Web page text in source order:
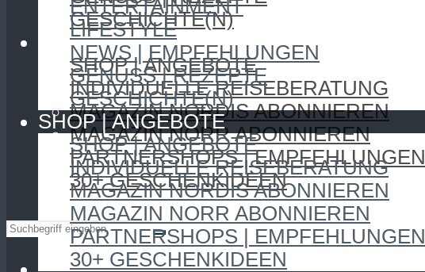
GESCHICHTE(N)
SHOP | ANGEBOTE
SHOP | ANGEBOTE
INDIVIDUELLE REISEBERATUNG
MAGAZIN NORDIS ABONNIEREN
MAGAZIN NORR ABONNIEREN
PARTNERSHOPS | EMPFEHLUNGEN
30+ GESCHENKIDEEN
ENTERTAINMENT
LIFESTYLE
NEWS | EMPFEHLUNGEN
GENUSS | REZEPTE
GESCHICHTE(N)
SHOP | ANGEBOTE
SHOP | ANGEBOTE
INDIVIDUELLE REISEBERATUNG
MAGAZIN NORDIS ABONNIEREN
MAGAZIN NORR ABONNIEREN
PARTNERSHOPS | EMPFEHLUNGEN
30+ GESCHENKIDEEN